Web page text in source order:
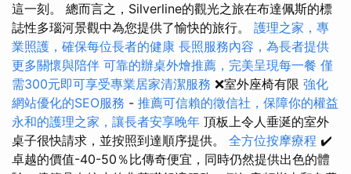
這一刻。 總而言之，Silverline的觀光之旅在布達佩斯的標
誌性多瑙河景觀中為您提供了愉快的旅行。 護理之家，專
業照護，確保每位長者的健康 長照服務內容，為長者提供
更多關懷與陪伴 可靠的辦桌外燴推薦，完美呈現每一餐 僅
需300元即可享受專業居家清潔服務 ❌室外座椅有限 強化
網站優化的SEO服務 - 推薦可信賴的徵信社，保障你的權益
永和的護理之家，讓長者安享晚年 頂板上令人垂涎的室外
桌子很快請求，並按照到達順序提供。 全方位按摩療程 ✔️
卓越的價值-40-50％比傳奇便宜，同時仍然提供出色的體